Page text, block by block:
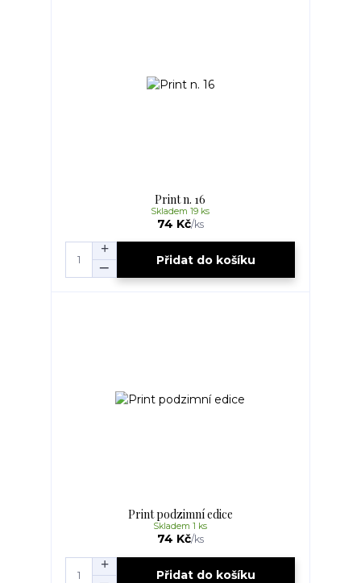
Print n. 16
74 Kč/ks
Skladem 19 ks
Přidat do košíku
Print podzimní edice
74 Kč/ks
Skladem 1 ks
Přidat do košíku